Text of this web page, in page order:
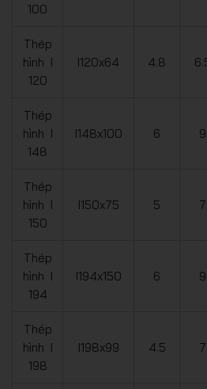
100
Thép
hình I
120
I120x64 4.8
Thép
hình I
148
I148x100 6 9
Thép
hình I
150
I150x75 5 7
Thép
hình I
194
I194x150 6 9
Thép
hình I
198
I198x99 4.5 7